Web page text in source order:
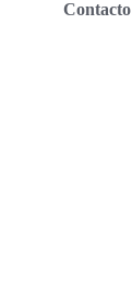
Contacto